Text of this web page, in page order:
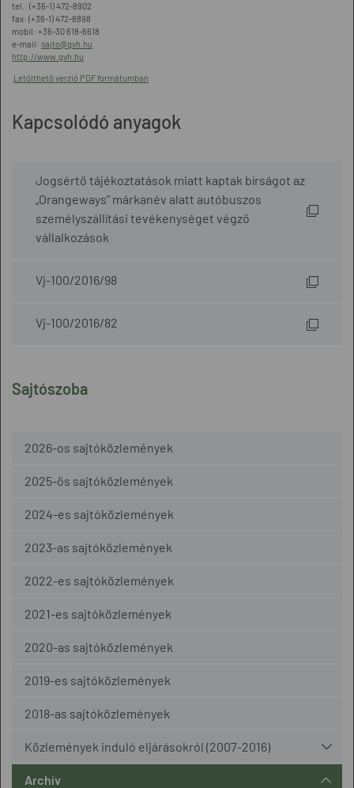
Sajtószoba
2026-os sajtóközlemények
2025-ös sajtóközlemények
2024-es sajtóközlemények
2023-as sajtóközlemények
2022-es sajtóközlemények
2021-es sajtóközlemények
2020-as sajtóközlemények
2019-es sajtóközlemények
2018-as sajtóközlemények
Közlemények induló eljárásokról (2007-2016)
Archív
tel.: (+36-1) 472-8902
fax: (+36-1) 472-8898
mobil: +36-30 618-6618
e-mail: sajto@gvh.hu
http://www.gvh.hu
Letölthető verzió PDF formátumban
Kapcsolódó anyagok
Jogsértő tájékoztatások miatt kaptak bírságot az
„Orangeways” márkanév alatt autóbuszos
személyszállítási tevékenységet végző
vállalkozások
Vj-100/2016/98
Vj-100/2016/82